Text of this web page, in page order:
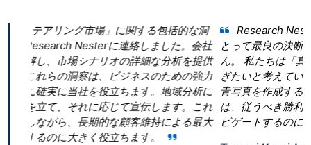
する包括的な洞
しました。会社
詳細な分析を提供
ネスのための強力
ます。地域分析に
宣伝します。これ
客維持による最大
ます。
Research Nester を選択したことが当社
とって最良の決断であったと言っても過言で
ん。 私たちは「真空ポンプ市場」という領域
ぎたいと考えていました。しかし、当社は効
青写真を作成することに戸惑いました。
は、従うべき勝利戦略を構築することで、成
ビゲートするのに役立ちました。